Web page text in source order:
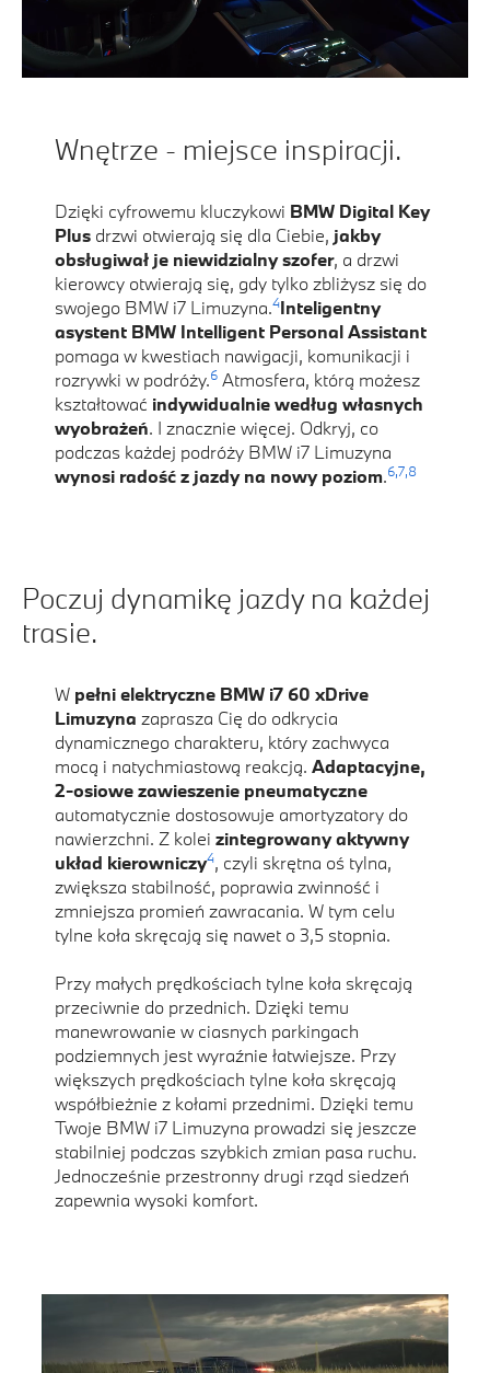
Wnętrze - miejsce inspiracji.
Dzięki cyfrowemu kluczykowi BMW Digital Key
Plus drzwi otwierają się dla Ciebie, jakby
obsługiwał je niewidzialny szofer, a drzwi
kierowcy otwierają się, gdy tylko zbliżysz się do
swojego BMW i7 Limuzyna.4Inteligentny
asystent BMW Intelligent Personal Assistant
pomaga w kwestiach nawigacji, komunikacji i
rozrywki w podróży.6 Atmosfera, którą możesz
kształtować indywidualnie według własnych
wyobrażeń. I znacznie więcej. Odkryj, co
podczas każdej podróży BMW i7 Limuzyna
wynosi radość z jazdy na nowy poziom.6,7,8
Poczuj dynamikę jazdy na każdej
trasie.
W pełni elektryczne BMW i7 60 xDrive
Limuzyna zaprasza Cię do odkrycia
dynamicznego charakteru, który zachwyca
mocą i natychmiastową reakcją. Adaptacyjne,
2-osiowe zawieszenie pneumatyczne
automatycznie dostosowuje amortyzatory do
nawierzchni. Z kolei zintegrowany aktywny
układ kierowniczy4, czyli skrętna oś tylna,
zwiększa stabilność, poprawia zwinność i
zmniejsza promień zawracania. W tym celu
tylne koła skręcają się nawet o 3,5 stopnia.
Przy małych prędkościach tylne koła skręcają
przeciwnie do przednich. Dzięki temu
manewrowanie w ciasnych parkingach
podziemnych jest wyraźnie łatwiejsze. Przy
większych prędkościach tylne koła skręcają
współbieżnie z kołami przednimi. Dzięki temu
Twoje BMW i7 Limuzyna prowadzi się jeszcze
stabilniej podczas szybkich zmian pasa ruchu.
Jednocześnie przestronny drugi rząd siedzeń
zapewnia wysoki komfort.